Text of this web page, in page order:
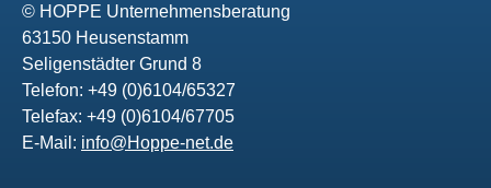
© HOPPE Unternehmensberatung
63150 Heusenstamm
Seligenstädter Grund 8
Telefon: +49 (0)6104/65327
Telefax: +49 (0)6104/67705
E-Mail: info@Hoppe-net.de